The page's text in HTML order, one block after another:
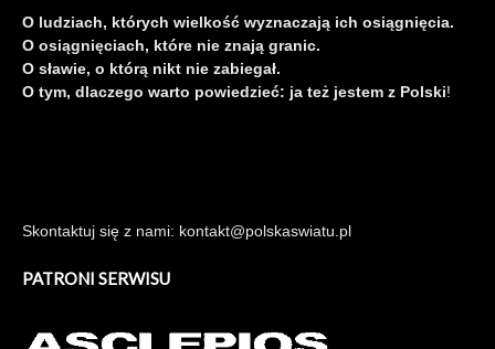
O ludziach, których wielkość wyznaczają ich osiągnięcia.
O osiągnięciach, które nie znają granic.
O sławie, o którą nikt nie zabiegał.
O tym, dlaczego warto powiedzieć: ja też jestem z Polski!
Skontaktuj się z nami: kontakt@polskaswiatu.pl
PATRONI SERWISU